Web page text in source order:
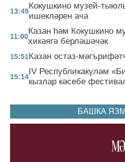
13:49
Кокушкино музей-
ишекләрен ача
11:00
Казан һәм Кокушкино
хикәягә берләшәчәк
15:51Казан остаз-
15:14
IV Республикакүләм
кызлар кәсебе
БАШКА